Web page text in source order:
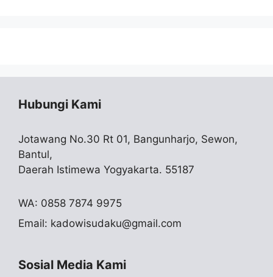
Hubungi Kami
Jotawang No.30 Rt 01, Bangunharjo, Sewon,
Bantul,
Daerah Istimewa Yogyakarta. 55187
WA: 0858 7874 9975
Email: kadowisudaku@gmail.com
Sosial Media Kami